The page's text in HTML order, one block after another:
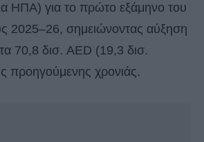
ΗΠΑ) για το πρώτο εξάμηνο του
2025–26, σημειώνοντας αύξηση
70,8 δισ. AED (19,3 δισ.
προηγούμενης χρονιάς.